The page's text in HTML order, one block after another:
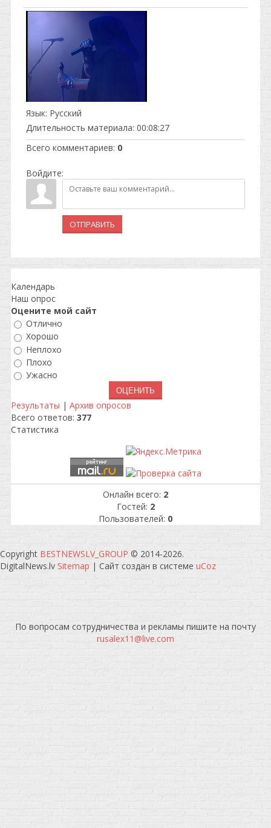
Язык: Русский
Длительность материала: 00:08:27
Всего комментариев: 0
Войдите:
ОТПРАВИТЬ
Календарь
Наш опрос
Оцените мой сайт
Отлично
Хорошо
Неплохо
Плохо
Ужасно
Результаты | Архив опросов
Всего ответов: 377
Статистика
Онлайн всего: 2
Гостей: 2
Пользователей: 0
Copyright BESTNEWSLV_GROUP © 2014-2026.
DigitalNews.lv Sitemap | Сайт создан в системе uCoz
По вопросам сотрудничества и рекламы пишите на почту
rusalex11@live.com